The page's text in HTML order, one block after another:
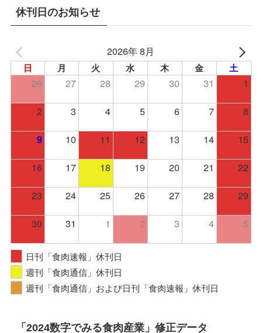
イ
ブ
休刊日のお知らせ
2026年 8月
日 月 火 水 木 金 土
26 27 28 29 30 31
1
2
3 4 5 6 7 8
9 10 11 12 13 14
15
16
17 18 19 20 21
22
23
24 25 26 27 28
29
30
31 1 2 3 4 5
日刊「食肉速報」休刊日
週刊「食肉通信」休刊日
週刊「食肉通信」および日刊「食肉速報」休刊日
「2024数字でみる食肉産業」修正データ